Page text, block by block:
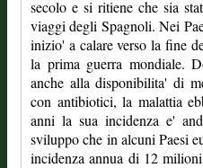
secolo e si ritiene che sia
viaggi degli Spagnoli. Nei
inizio' a calare verso la fine
la prima guerra mondiale.
anche alla disponibilita' di
con antibiotici, la malattia
anni la sua incidenza e'
sviluppo che in alcuni Paesi
incidenza annua di 12